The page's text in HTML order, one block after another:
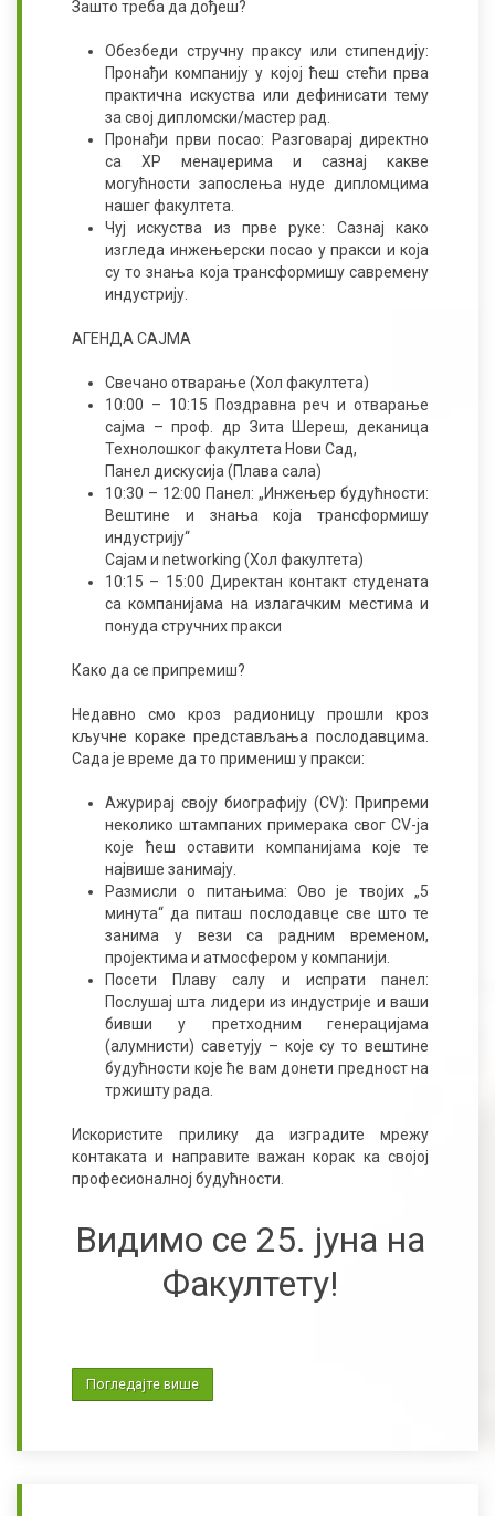
Зашто треба да дођеш?
Обезбеди стручну праксу или стипендију:
Пронађи компанију у којој ћеш стећи прва
практична искуства или дефинисати тему
за свој дипломски/мастер рад.
Пронађи први посао: Разговарај директно
са ХР менаџерима и сазнај какве
могућности запослења нуде дипломцима
нашег факултета.
Чуј искуства из прве руке: Сазнај како
изгледа инжењерски посао у пракси и која
су то знања која трансформишу савремену
индустрију.
АГЕНДА САЈМА
Свечано отварaње (Хол факултета)
10:00 – 10:15 Поздравна реч и отварање
сајма – проф. др Зита Шереш, деканица
Технолошког факултета Нови Сад,
Панел дискусија (Плава сала)
10:30 – 12:00 Панел: „Инжењер будућности:
Вештине и знања која трансформишу
индустрију“
Сајам и networking (Хол факултета)
10:15 – 15:00 Директан контакт студената
са компанијама на излагачким местима и
понуда стручних пракси
Како да се припремиш?
Недавно смо кроз радионицу прошли кроз
кључне кораке представљања послодавцима.
Сада је време да то примениш у пракси:
Ажурирај своју биографију (CV): Припреми
неколико штампаних примерака свог CV-ја
које ћеш оставити компанијама које те
највише занимају.
Размисли о питањима: Ово је твојих „5
минута“ да питаш послодавце све што те
занима у вези са радним временом,
пројектима и атмосфером у компанији.
Посети Плаву салу и испрати панел:
Послушај шта лидери из индустрије и ваши
бивши у претходним генерацијама
(алумнисти) саветују – које су то вештине
будућности које ће вам донети предност на
тржишту рада.
Искористите прилику да изградите мрежу
контаката и направите важан корак ка својој
професионалној будућности.
Видимо се 25. јуна на
Факултету!
Погледајте више